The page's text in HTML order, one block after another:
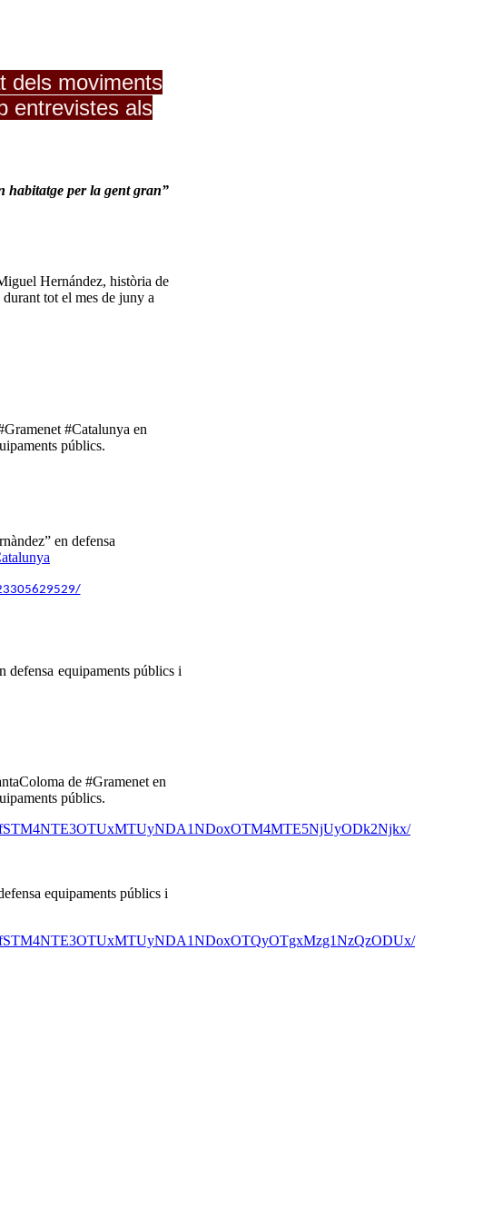
dels moviments
entrevistes als
habitatge per la gent gran”
Hernández, història de
tot el mes de juny a
#Catalunya en
públics.
en defensa
defensa equipaments públics i
de #Gramenet en
públics.
equipaments públics i